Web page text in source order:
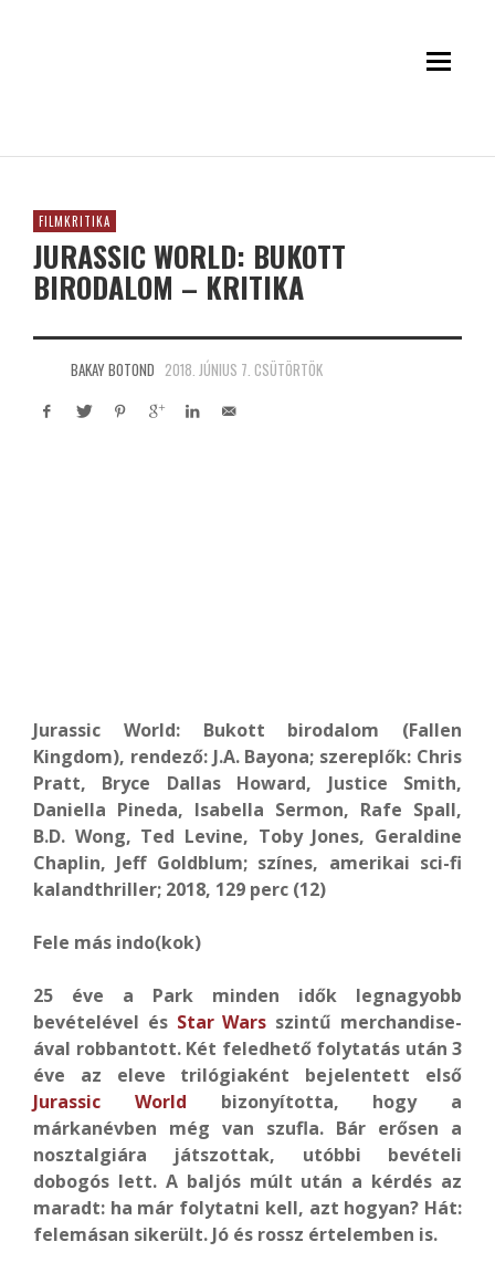
FILMKRITIKA
JURASSIC WORLD: BUKOTT
BIRODALOM – KRITIKA
BAKAY BOTOND 2018. JÚNIUS 7. CSÜTÖRTÖK
Jurassic World: Bukott birodalom (Fallen
Kingdom), rendező: J.A. Bayona; szereplők: Chris
Pratt, Bryce Dallas Howard, Justice Smith,
Daniella Pineda, Isabella Sermon, Rafe Spall,
B.D. Wong, Ted Levine, Toby Jones, Geraldine
Chaplin, Jeff Goldblum; színes, amerikai sci-fi
kalandthriller; 2018, 129 perc (12)
Fele más indo(kok)
25 éve a Park minden idők legnagyobb
bevételével és Star Wars szintű merchandise-
ával robbantott. Két feledhető folytatás után 3
éve az eleve trilógiaként bejelentett első
Jurassic World bizonyította, hogy a
márkanévben még van szufla. Bár erősen a
nosztalgiára játszottak, utóbbi bevételi
dobogós lett. A baljós múlt után a kérdés az
maradt: ha már folytatni kell, azt hogyan? Hát:
felemásan sikerült. Jó és rossz értelemben is.